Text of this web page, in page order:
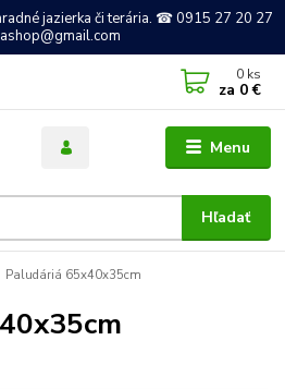
jazierka či terária. ☎ 0915 27 20 27
Menu
Hľadať
0 ks
za 0 €
Paludáriá 65x40x35cm